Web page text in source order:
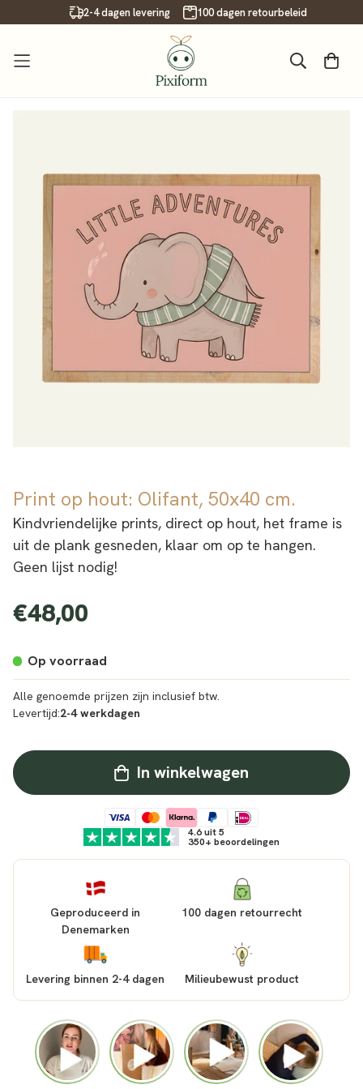
the
Policy
2-4 dagen levering 100 dagen retourbeleid
Print op hout: Olifant, 50x40 cm.
Kindvriendelijke prints, direct op hout, het frame is
uit de plank gesneden, klaar om op te hangen.
Geen lijst nodig!
Normale
€48,00
Op voorraad
Alle genoemde prijzen zijn inclusief btw.
Levertijd:2-4 werkdagen
In winkelwagen
4.6 uit 5
350+ beoordelingen
Geproduceerd in
Denemarken
100 dagen retourrecht
Levering binnen 2-4 dagen Milieubewust product